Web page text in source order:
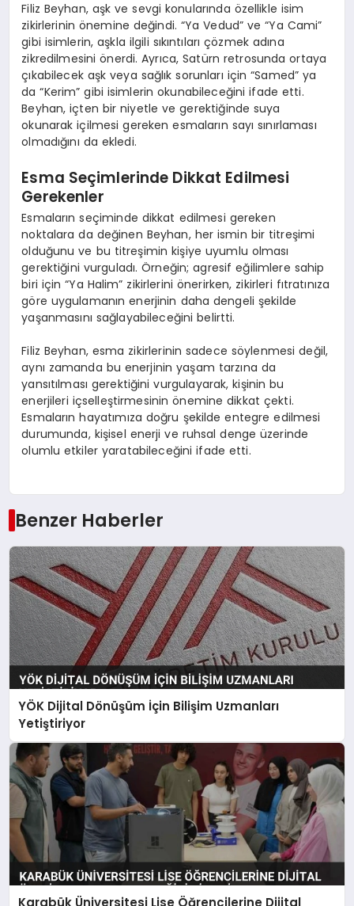
Filiz Beyhan, aşk ve sevgi konularında özellikle isim
zikirlerinin önemine değindi. “Ya Vedud” ve “Ya Cami”
gibi isimlerin, aşkla ilgili sıkıntıları çözmek adına
zikredilmesini önerdi. Ayrıca, Satürn retrosunda ortaya
çıkabilecek aşk veya sağlık sorunları için “Samed” ya
da “Kerim” gibi isimlerin okunabileceğini ifade etti.
Beyhan, içten bir niyetle ve gerektiğinde suya
okunarak içilmesi gereken esmaların sayı sınırlaması
olmadığını da ekledi.
Esma Seçimlerinde Dikkat Edilmesi
Gerekenler
Esmaların seçiminde dikkat edilmesi gereken
noktalara da değinen Beyhan, her ismin bir titreşimi
olduğunu ve bu titreşimin kişiye uyumlu olması
gerektiğini vurguladı. Örneğin; agresif eğilimlere sahip
biri için “Ya Halim” zikirlerini önerirken, zikirleri fıtratınıza
göre uygulamanın enerjinin daha dengeli şekilde
yaşanmasını sağlayabileceğini belirtti.
Filiz Beyhan, esma zikirlerinin sadece söylenmesi değil,
aynı zamanda bu enerjinin yaşam tarzına da
yansıtılması gerektiğini vurgulayarak, kişinin bu
enerjileri içselleştirmesinin önemine dikkat çekti.
Esmaların hayatımıza doğru şekilde entegre edilmesi
durumunda, kişisel enerji ve ruhsal denge üzerinde
olumlu etkiler yaratabileceğini ifade etti.
Benzer Haberler
YÖK Dijital Dönüşüm İçin Bilişim Uzmanları
Yetiştiriyor
Karabük Üniversitesi Lise Öğrencilerine Dijital